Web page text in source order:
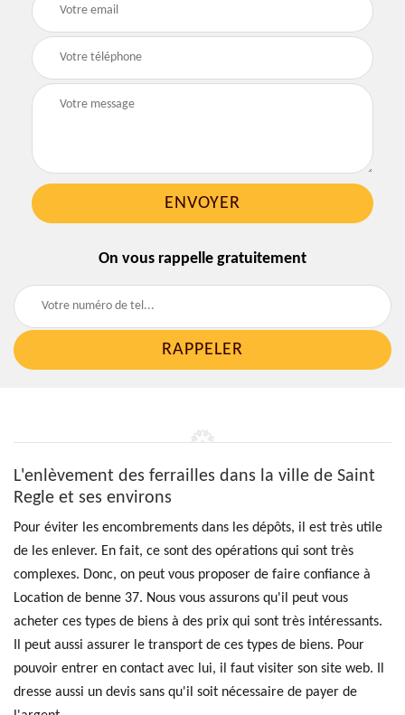
On vous rappelle gratuitement
L'enlèvement des ferrailles dans la ville de Saint
Regle et ses environs
Pour éviter les encombrements dans les dépôts, il est très utile
de les enlever. En fait, ce sont des opérations qui sont très
complexes. Donc, on peut vous proposer de faire confiance à
Location de benne 37. Nous vous assurons qu'il peut vous
acheter ces types de biens à des prix qui sont très intéressants.
Il peut aussi assurer le transport de ces types de biens. Pour
pouvoir entrer en contact avec lui, il faut visiter son site web. Il
dresse aussi un devis sans qu'il soit nécessaire de payer de